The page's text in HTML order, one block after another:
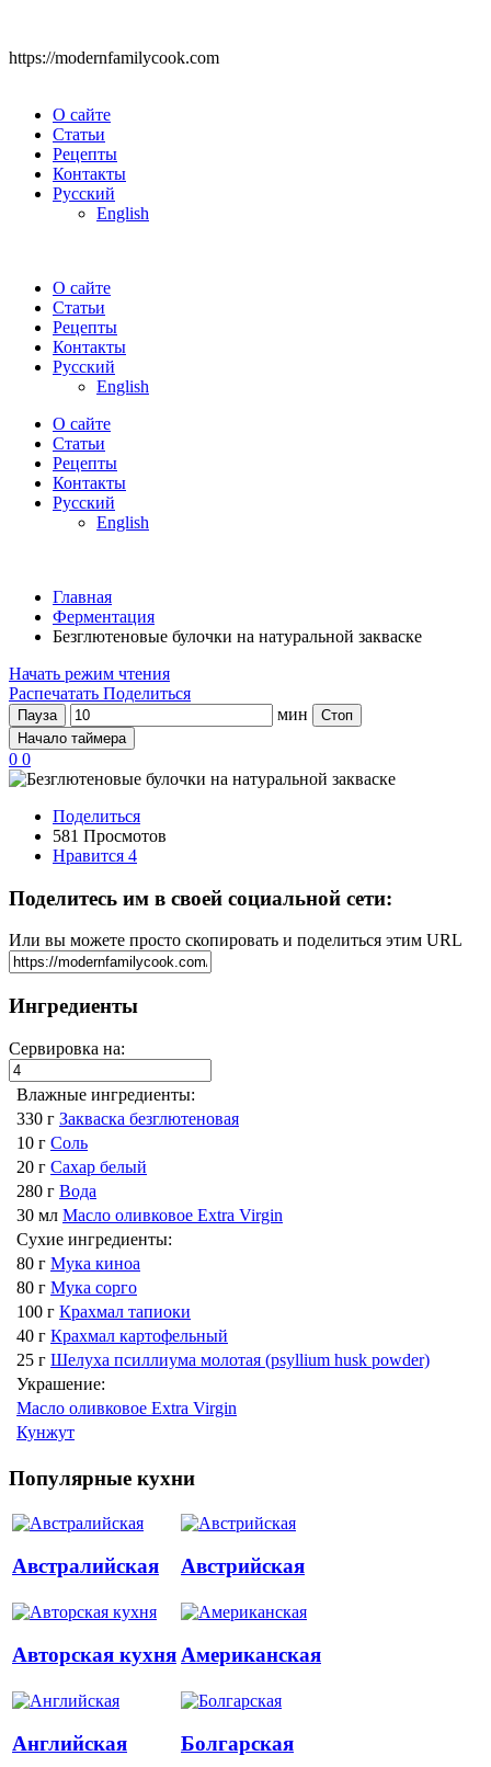
https://modernfamilycook.com
О сайте
Статьи
Рецепты
Контакты
Русский
English
О сайте
Статьи
Рецепты
Контакты
Русский
English
О сайте
Статьи
Рецепты
Контакты
Русский
English
Главная
Ферментация
Безглютеновые булочки на натуральной закваске
Начать режим чтения
Распечатать Поделиться
Пауза мин
Стоп
Начало таймера
0 0
Поделиться
581 Просмотов
Нравится 4
Поделитесь им в своей социальной сети:
Или вы можете просто скопировать и поделиться этим URL
Ингредиенты
Сервировка на:
Влажные ингредиенты:
330 г Закваска безглютеновая
10 г Соль
20 г Сахар белый
280 г Вода
30 мл Масло оливковое Extra Virgin
Сухие ингредиенты:
80 г Мука киноа
80 г Мука сорго
100 г Крахмал тапиоки
40 г Крахмал картофельный
25 г Шелуха псиллиума молотая (psyllium husk powder)
Украшение:
Масло оливковое Extra Virgin
Кунжут
Популярные кухни
Австралийская Австрийская
Авторская кухня Американская
Английская Болгарская